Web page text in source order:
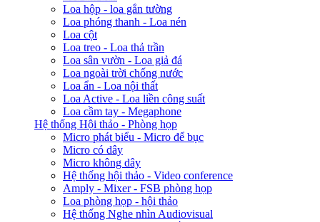
Loa hộp - loa gắn tường
Loa phóng thanh - Loa nén
Loa cột
Loa treo - Loa thả trần
Loa sân vườn - Loa giả đá
Loa ngoài trời chống nước
Loa ẩn - Loa nội thất
Loa Active - Loa liền công suất
Loa cầm tay - Megaphone
Hệ thống Hội thảo - Phòng họp
Micro phát biểu - Micro để bục
Micro có dây
Micro không dây
Hệ thống hội thảo - Video conference
Amply - Mixer - FSB phòng họp
Loa phòng họp - hội thảo
Hệ thống Nghe nhìn Audiovisual